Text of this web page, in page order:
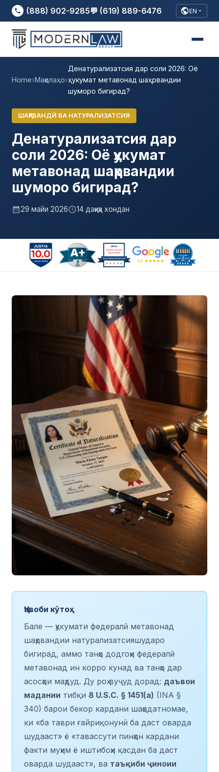
(888) 902-9285💬 (619) 889-6476 EN
Home›Мақолаҳо›
Денатурализатсия дар соли 2026: Оё
ҳукумат метавонад шаҳрвандии
шуморо бигирад?
ШАҲРВАНДӢ ВА НАТУРАЛИЗАТСИЯ
Денатурализатсия дар
соли 2026: Оё ҳукумат
метавонад шаҳрвандии
шуморо бигирад?
29 майи 2026 14 дақиқа хондан
Ҷавоби кӯтоҳ
Бале — ҳукумати федералӣ метавонад
шаҳрвандии натурализатсияшударо
бигирад, аммо танҳо додгоҳи федералӣ
метавонад ин корро кунад ва танҳо дар
асосҳои маҳдуд. Ду роҳ вуҷуд дорад: даъвои
мадании тибқи 8 U.S.C. § 1451(a) (INA §
340) барои бекор кардани шаҳодатномае,
ки «ба таври ғайриқонунӣ ба даст оварда
шудааст» ё «тавассути пинҳон кардани
факти муҳим ё иштибоҳи қасдан ба даст
оварда шудааст», ва таъқиби ҷиноии